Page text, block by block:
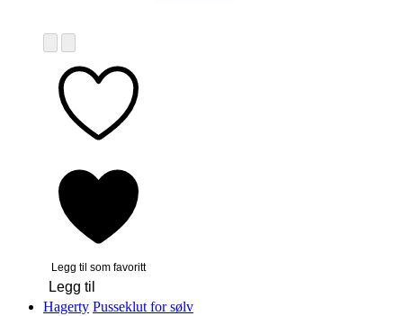
Legg til som favoritt
Legg til
Hagerty Pusseklut for sølv